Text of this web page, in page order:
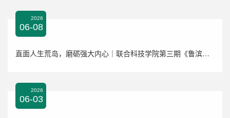
2026
06-08
直面人生荒岛，磨砺强大内心｜联合科技学院第三期《鲁滨逊漂流记》读书分享会圆满落幕
2026
06-03